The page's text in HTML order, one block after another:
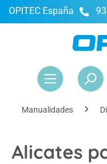
principal
OPITEC España
Manualidades
Alicates